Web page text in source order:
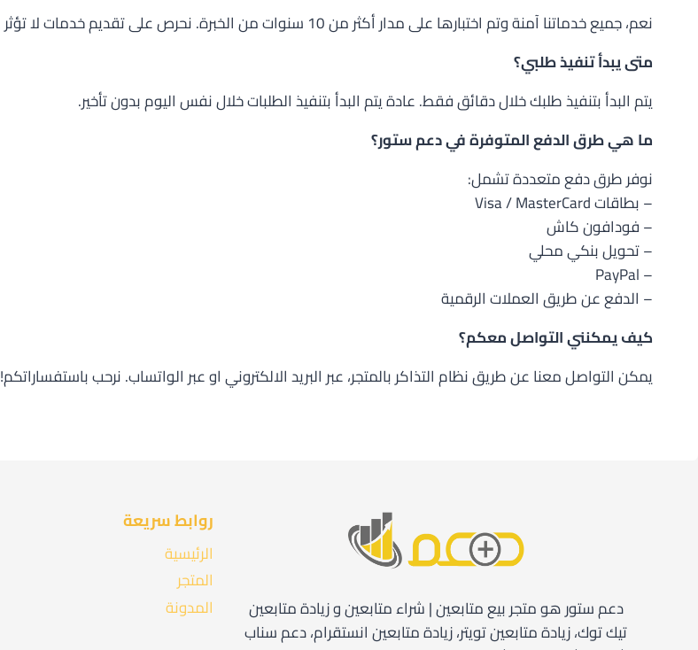
نعم، جميع خدماتنا آمنة وتم اختبارها على مدار أكثر من 10 سنوات من الخبرة. نحرص على تقديم خدمات لا تؤثر على خصوصيتك أو على حسابك بأي شكل.
متى يبدأ تنفيذ طلبي؟
يتم البدأ بتنفيذ طلبك خلال دقائق فقط. عادة يتم البدأ بتنفيذ الطلبات خلال نفس اليوم بدون تأخير.
ما هي طرق الدفع المتوفرة في دعم ستور؟
نوفر طرق دفع متعددة تشمل:
– بطاقات Visa / MasterCard
– فودافون كاش
– تحويل بنكي محلي
– PayPal
– الدفع عن طريق العملات الرقمية
كيف يمكنني التواصل معكم؟
يمكن التواصل معنا عن طريق نظام التذاكر بالمتجر، عبر البريد الالكتروني او عبر الواتساب. نرحب باستفساراتكم!
دعم ستور هو متجر بيع متابعين | شراء متابعين و زيادة متابعين
تيك توك، زيادة متابعين تويتر، زيادة متابعين انستقرام، دعم سناب
روابط سريعة
الرئيسية
المتجر
المدونة